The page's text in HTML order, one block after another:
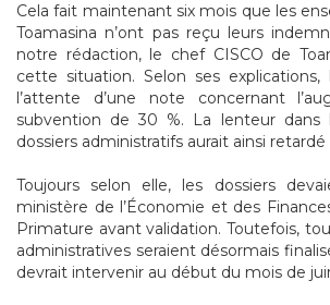
Cela fait maintenant six mois que les
Toamasina n’ont pas reçu leurs
notre rédaction, le chef CISCO de
cette situation. Selon ses
l’attente d’une note concernant
subvention de 30 %. La lenteur dans
dossiers administratifs aurait ainsi
Toujours selon elle, les dossiers
ministère de l’Économie et des
Primature avant validation. Toutefois,
administratives seraient désormais
devrait intervenir au début du mois de